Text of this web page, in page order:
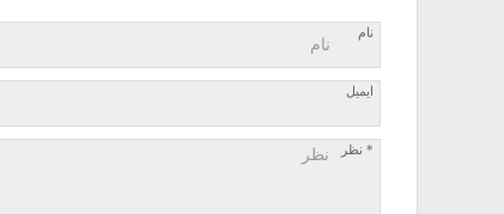
نام
ایمیل
* نظر